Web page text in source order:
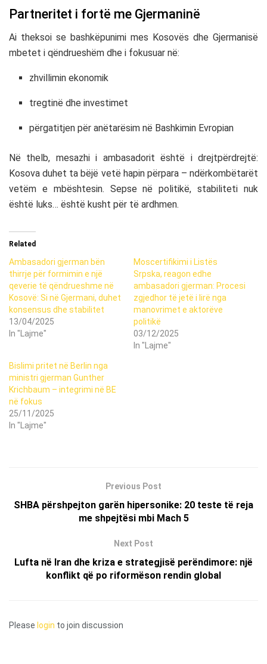
Partneritet i fortë me Gjermaninë
Ai theksoi se bashkëpunimi mes Kosovës dhe Gjermanisë
mbetet i qëndrueshëm dhe i fokusuar në:
zhvillimin ekonomik
tregtinë dhe investimet
përgatitjen për anëtarësim në Bashkimin Evropian
Në thelb, mesazhi i ambasadorit është i drejtpërdrejtë:
Kosova duhet ta bëjë vetë hapin përpara – ndërkombëtarët
vetëm e mbështesin. Sepse në politikë, stabiliteti nuk
është luks… është kusht për të ardhmen.
Related
Ambasadori gjerman bën
thirrje për formimin e një
qeverie të qëndrueshme në
Kosovë: Si në Gjermani, duhet
konsensus dhe stabilitet
13/04/2025
In "Lajme"
Moscertifikimi i Listës
Srpska, reagon edhe
ambasadori gjerman: Procesi
zgjedhor të jetë i lirë nga
manovrimet e aktorëve
politikë
03/12/2025
In "Lajme"
Bislimi pritet në Berlin nga
ministri gjerman Gunther
Krichbaum – integrimi në BE
në fokus
25/11/2025
In "Lajme"
Previous Post
SHBA përshpejton garën hipersonike: 20 teste të reja
me shpejtësi mbi Mach 5
Next Post
Lufta në Iran dhe kriza e strategjisë perëndimore: një
konflikt që po riformëson rendin global
Please login to join discussion